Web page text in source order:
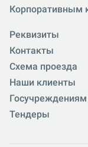
Корпоративным
Реквизиты
Контакты
Схема проезда
Наши клиенты
Госучреждениям
Тендеры